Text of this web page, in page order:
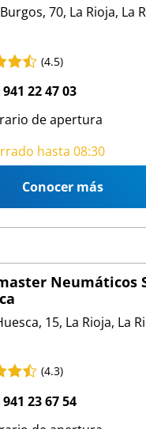
70, La Rioja, La
(4.5)
941 22 47 03
de apertura
- Viernes: 08:30 13:30
hasta 08:30
Conocer más
Neumáticos
15, La Rioja, La
(4.3)
941 23 67 54